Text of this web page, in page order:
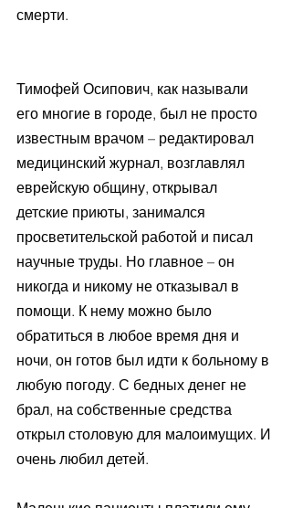
смерти.
Тимофей Осипович, как называли
его многие в городе, был не просто
известным врачом – редактировал
медицинский журнал, возглавлял
еврейскую общину, открывал
детские приюты, занимался
просветительской работой и писал
научные труды. Но главное – он
никогда и никому не отказывал в
помощи. К нему можно было
обратиться в любое время дня и
ночи, он готов был идти к больному в
любую погоду. С бедных денег не
брал, на собственные средства
открыл столовую для малоимущих. И
очень любил детей.